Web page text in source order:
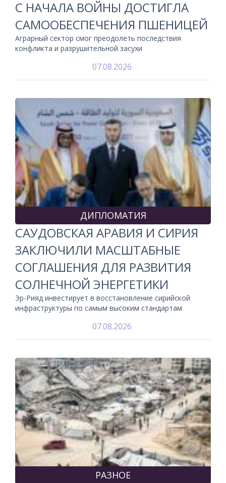
С НАЧАЛА ВОЙНЫ ДОСТИГЛА
САМООБЕСПЕЧЕНИЯ ПШЕНИЦЕЙ
Аграрный сектор смог преодолеть последствия
конфликта и разрушительной засухи
07.08.2026
ДИПЛОМАТИЯ
САУДОВСКАЯ АРАВИЯ И СИРИЯ
ЗАКЛЮЧИЛИ МАСШТАБНЫЕ
СОГЛАШЕНИЯ ДЛЯ РАЗВИТИЯ
СОЛНЕЧНОЙ ЭНЕРГЕТИКИ
Эр-Рияд инвестирует в восстановление сирийской
инфраструктуры по самым высоким стандартам
07.08.2026
РАЗНОЕ